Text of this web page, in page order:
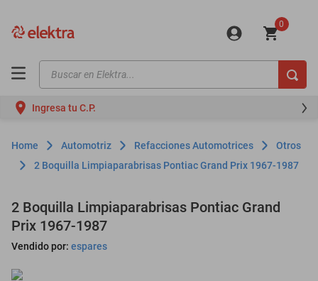
0
Buscar en Elektra...
Ingresa tu C.P.
Automotriz Refacciones Automotrices
Otros
2 Boquilla Limpiaparabrisas Pontiac Grand Prix 1967-1987
2 Boquilla Limpiaparabrisas Pontiac Grand
Prix 1967-1987
Vendido por: espares
motos
moto
celulares
refrigeradores